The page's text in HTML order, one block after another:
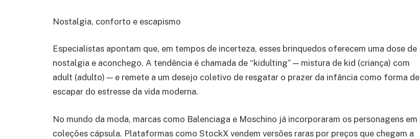
Nostalgia, conforto e escapismo
Especialistas apontam que, em tempos de incerteza, esses brinquedos oferecem uma dose de
nostalgia e aconchego. A tendência é chamada de “kidulting” — mistura de kid (criança) com
adult (adulto) — e remete a um desejo coletivo de resgatar o prazer da infância como forma de
escapar do estresse da vida moderna.
No mundo da moda, marcas como Balenciaga e Moschino já incorporaram os personagens em
coleções cápsula. Plataformas como StockX vendem versões raras por preços que chegam a